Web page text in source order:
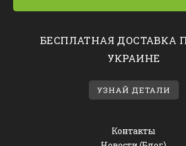
БЕСПЛАТНАЯ ДОСТАВКА
УКРАИНЕ
УЗНАЙ ДЕТАЛИ
Контакты